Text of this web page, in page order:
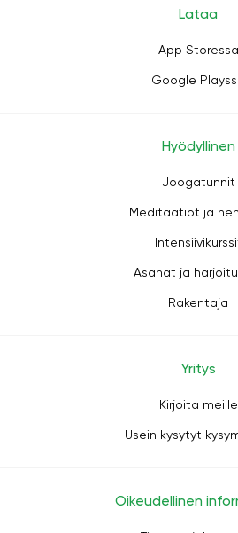
Lataa
App Storessa
Google
Hyödyllinen
Joogatunnit
Meditaatiot ja
Asanat ja
Rakentaja
Yritys
Kirjoita meille
Usein kysytyt
Oikeudellinen